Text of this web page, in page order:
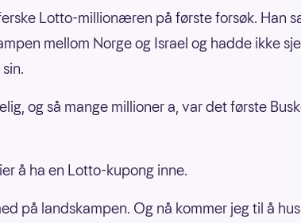
Lotto-millionæren på første forsøk. Han
mellom Norge og Israel og hadde ikke
og så mange millioner a, var det første
å ha en Lotto-kupong inne.
på landskampen. Og nå kommer jeg til å